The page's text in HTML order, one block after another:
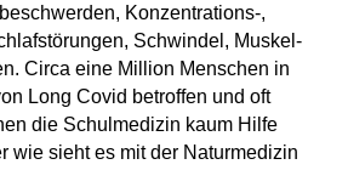
Konzentrations-,
Schwindel, Muskel-
Circa eine Million Menschen in
Long Covid betroffen und oft
die Schulmedizin kaum Hilfe
wie sieht es mit der Naturmedizin